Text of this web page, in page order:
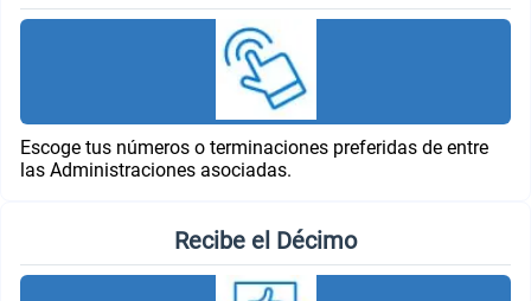
Escoge tus números o terminaciones preferidas de entre
las Administraciones asociadas.
Recibe el Décimo